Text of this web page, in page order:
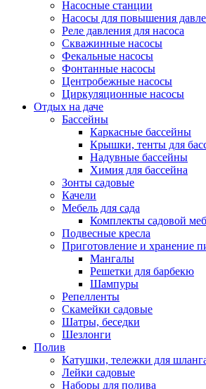
Насосные станции
Насосы для повышения
Реле давления для насоса
Скважинные насосы
Фекальные насосы
Фонтанные насосы
Центробежные насосы
Циркуляционные насосы
Отдых на даче
Бассейны
Каркасные бассейны
Крышки, тенты для
Надувные бассейны
Химия для бассейна
Зонты садовые
Качели
Мебель для сада
Комплекты садовой
Подвесные кресла
Приготовление и хранение
Мангалы
Решетки для барбекю
Шампуры
Репелленты
Скамейки садовые
Шатры, беседки
Шезлонги
Полив
Катушки, тележки для
Лейки садовые
Наборы для полива